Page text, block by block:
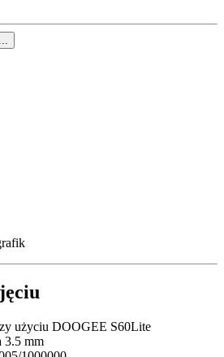
użyciu DOOGEE S60Lite
3.5 mm